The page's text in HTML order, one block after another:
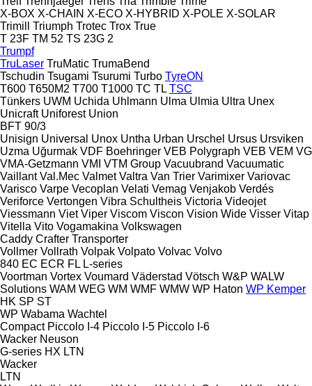
X-BOX X-CHAIN X-ECO X-HYBRID X-POLE X-SOLAR
Trimill
Triumph Trotec Trox True
T 23F TM 52 TS 23G 2
Trumpf
TruLaser TruMatic TrumaBend
Tschudin Tsugami Tsurumi Turbo TyreON
T600 T650M2 T700 T1000 TC TL TSC
Tünkers UWM Uchida Uhlmann Ulma Ulmia Ultra Unex
Unicraft Uniforest Union
BFT 90/3
Unisign Universal Unox Untha Urban Urschel Ursus Ursviken
Uzma Uğurmak VDF Boehringer VEB Polygraph VEB VEM VG
VMA-Getzmann VMI VTM Group Vacuubrand Vacuumatic
Vaillant Val.Mec Valmet Valtra Van Trier Varimixer Variovac
Varisco Varpe Vecoplan Velati Vemag Venjakob Verdés
Veriforce Vertongen Vibra Schultheis Victoria Videojet
Viessmann Viet Viper Viscom Viscon Vision Wide Visser Vitap
Vitella Vito Vogamakina Volkswagen
Caddy Crafter Transporter
Vollmer Vollrath Volpak Volpato Volvac Volvo
840 EC ECR FL L-series
Voortman Vortex Voumard Väderstad Vötsch W&P WALW
Solutions WAM WEG WM WMF WMW WP Haton WP Kemper
HK SP ST
WP Wabama Wachtel
Compact Piccolo I-4 Piccolo I-5 Piccolo I-6
Wacker Neuson
G-series HX LTN
Wacker
LTN